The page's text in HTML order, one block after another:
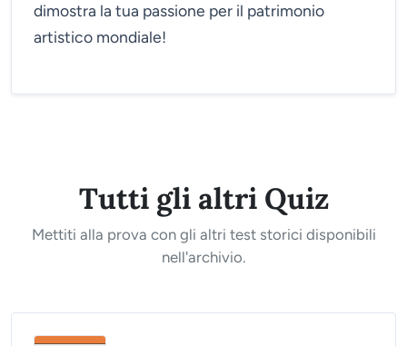
dimostra la tua passione per il patrimonio
artistico mondiale!
Tutti gli altri Quiz
Mettiti alla prova con gli altri test storici disponibili
nell'archivio.